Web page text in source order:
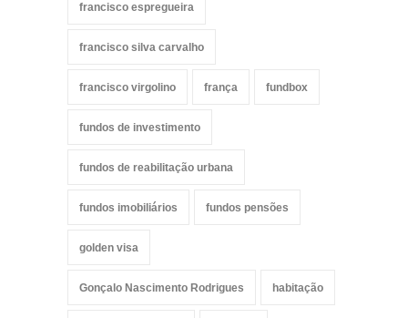
francisco espregueira
francisco silva carvalho
francisco virgolino frança fundbox
fundos de investimento
fundos de reabilitação urbana
fundos imobiliários fundos pensões
golden visa
Gonçalo Nascimento Rodrigues habitação